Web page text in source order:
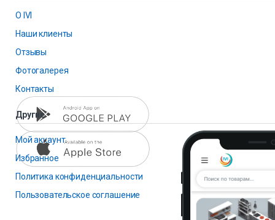
О IVI
Наши клиенты
Отзывы
Фотогалерея
Контакты
Другие
Мой аккаунт
Избранное
Политика конфиденциальности
Пользовательское соглашение